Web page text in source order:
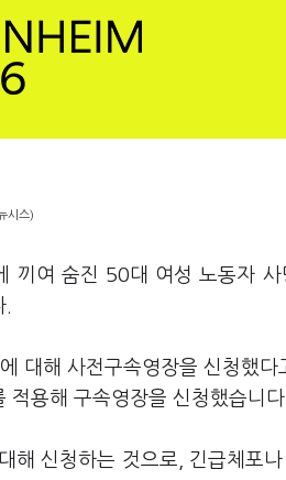
시스)
끼여 숨진 50대 여성 노동자 사
대해 사전구속영장을 신청했다
용해 구속영장을 신청했습니다.
해 신청하는 것으로, 긴급체포